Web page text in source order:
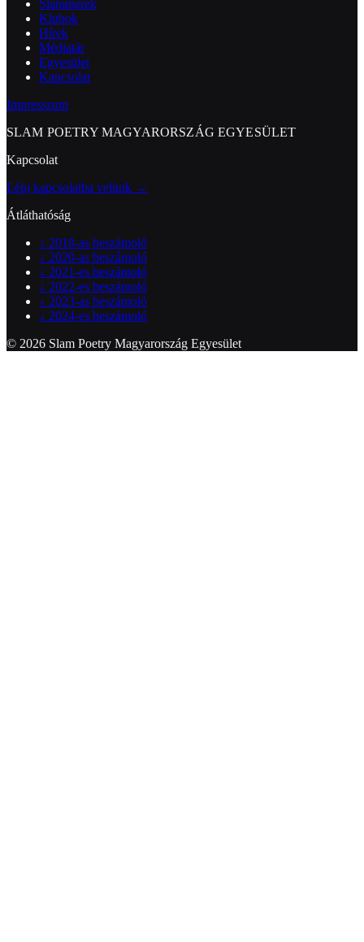
Slammerek
Klubok
Hírek
Médiatár
Egyesület
Kapcsolat
Impresszum
SLAM POETRY MAGYARORSZÁG EGYESÜLET
Kapcsolat
Lépj kapcsolatba velünk →
Átláthatóság
↓ 2018-as beszámoló
↓ 2020-as beszámoló
↓ 2021-es beszámoló
↓ 2022-es beszámoló
↓ 2023-as beszámoló
↓ 2024-es beszámoló
© 2026 Slam Poetry Magyarország Egyesület